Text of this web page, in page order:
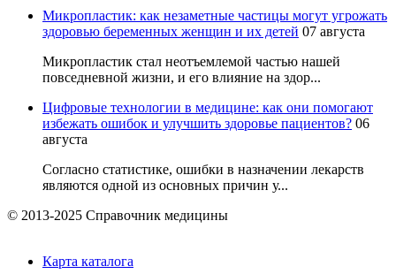
Микропластик: как незаметные частицы могут угрожать
здоровью беременных женщин и их детей 07 августа
Микропластик стал неотъемлемой частью нашей
повседневной жизни, и его влияние на здор...
Цифровые технологии в медицине: как они помогают
избежать ошибок и улучшить здоровье пациентов? 06
августа
Согласно статистике, ошибки в назначении лекарств
являются одной из основных причин у...
© 2013-2025 Справочник медицины
Карта каталога